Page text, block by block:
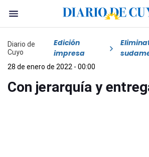
Diario de
Cuyo
Edición
impresa
28 de enero de 2022 - 00:00
Con jerarquía y